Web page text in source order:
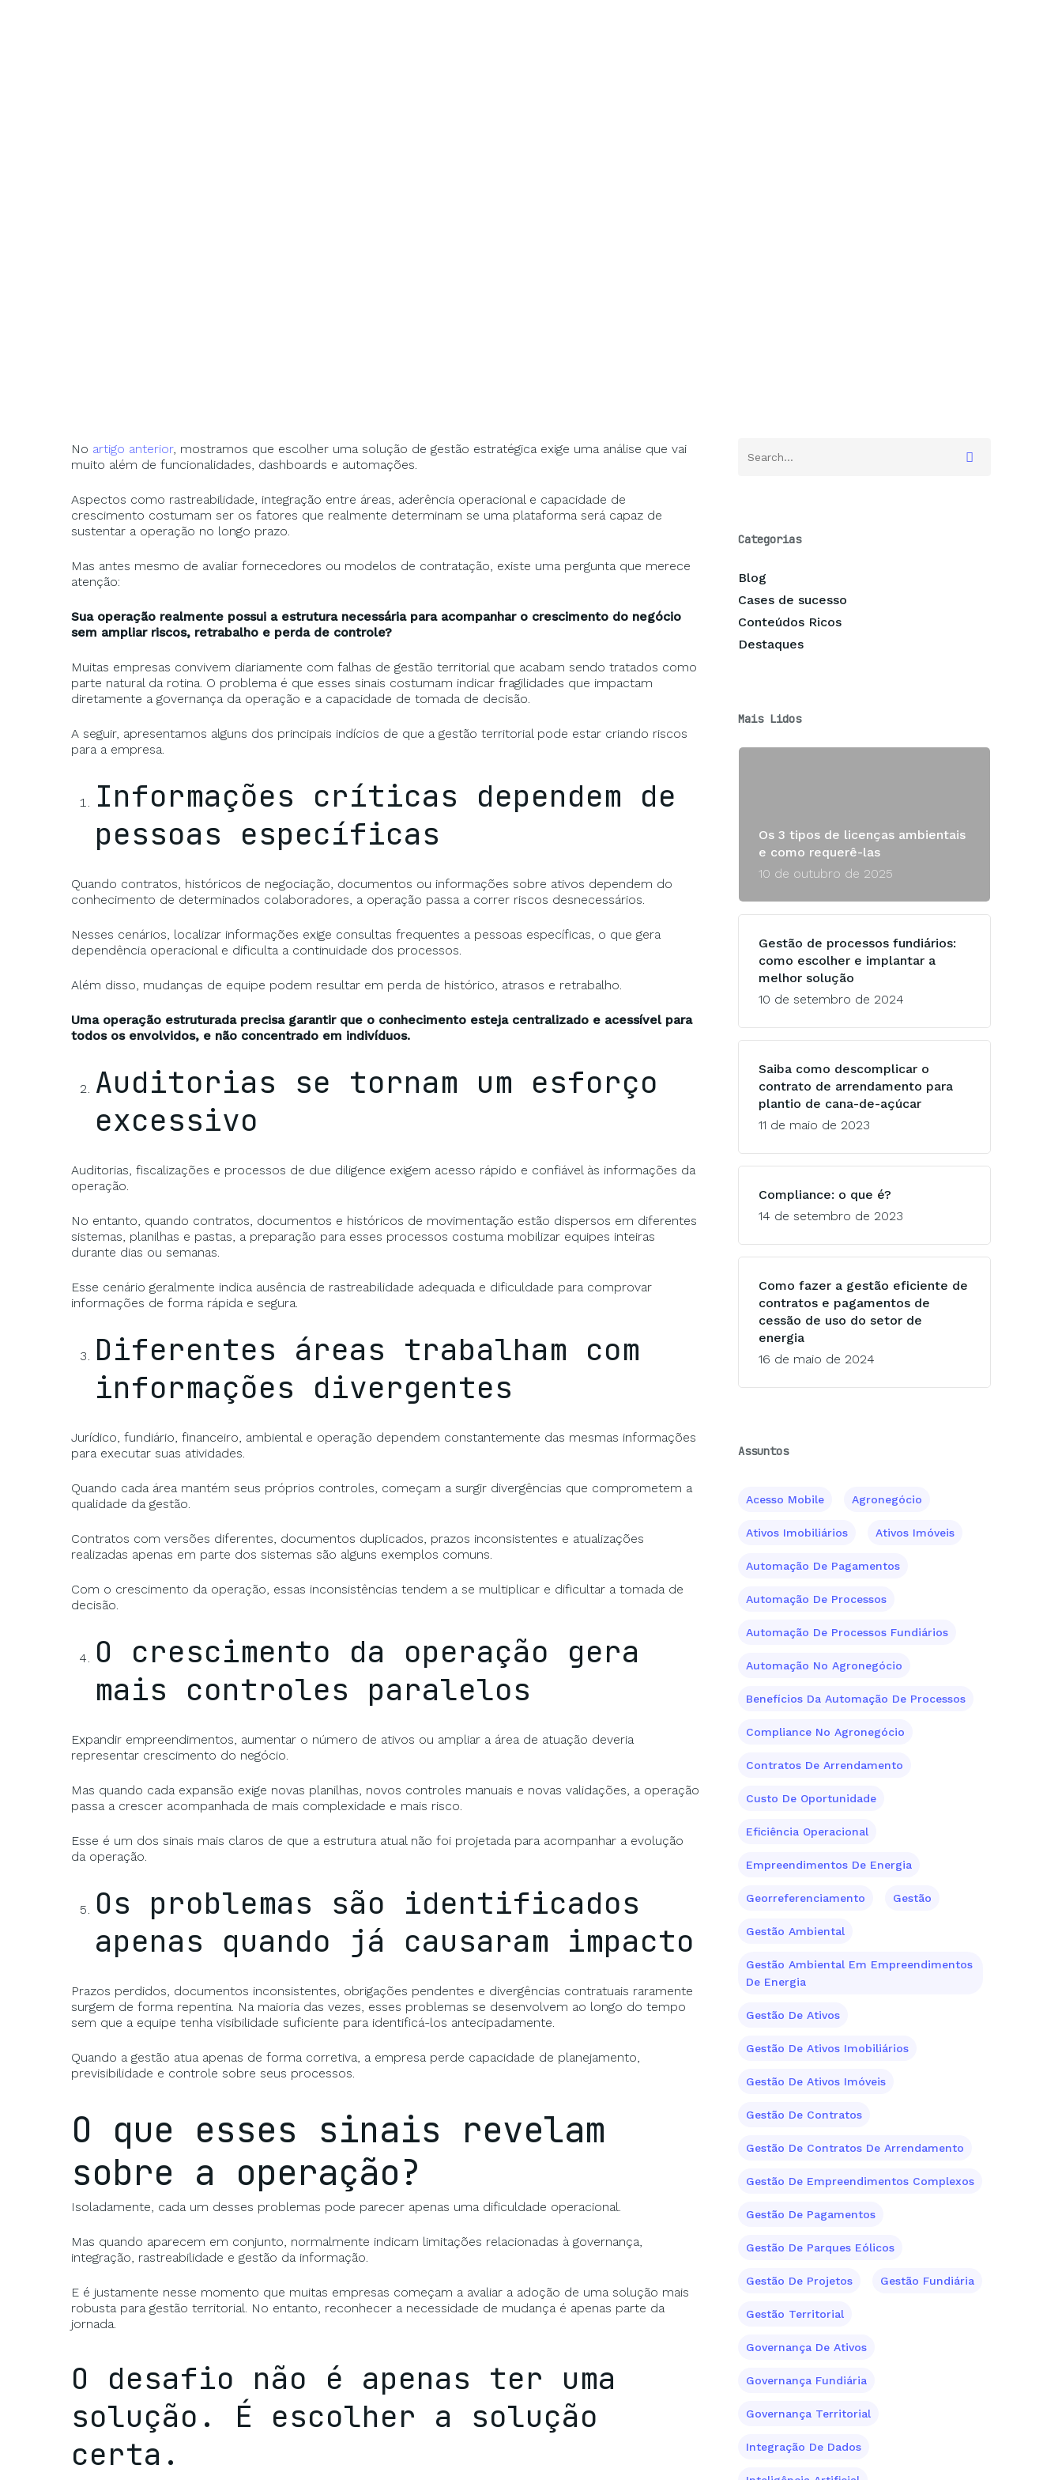
No artigo anterior, mostramos que escolher uma solução de gestão estratégica exige uma análise que vai
muito além de funcionalidades, dashboards e automações.
Aspectos como rastreabilidade, integração entre áreas, aderência operacional e capacidade de
crescimento costumam ser os fatores que realmente determinam se uma plataforma será capaz de
sustentar a operação no longo prazo.
Mas antes mesmo de avaliar fornecedores ou modelos de contratação, existe uma pergunta que merece
atenção:
Sua operação realmente possui a estrutura necessária para acompanhar o crescimento do negócio
sem ampliar riscos, retrabalho e perda de controle?
Muitas empresas convivem diariamente com falhas de gestão territorial que acabam sendo tratados como
parte natural da rotina. O problema é que esses sinais costumam indicar fragilidades que impactam
diretamente a governança da operação e a capacidade de tomada de decisão.
A seguir, apresentamos alguns dos principais indícios de que a gestão territorial pode estar criando riscos
para a empresa.
Informações críticas dependem de
pessoas específicas
Quando contratos, históricos de negociação, documentos ou informações sobre ativos dependem do
conhecimento de determinados colaboradores, a operação passa a correr riscos desnecessários.
Nesses cenários, localizar informações exige consultas frequentes a pessoas específicas, o que gera
dependência operacional e dificulta a continuidade dos processos.
Além disso, mudanças de equipe podem resultar em perda de histórico, atrasos e retrabalho.
Uma operação estruturada precisa garantir que o conhecimento esteja centralizado e acessível para
todos os envolvidos, e não concentrado em indivíduos.
Auditorias se tornam um esforço
excessivo
Auditorias, fiscalizações e processos de due diligence exigem acesso rápido e confiável às informações da
operação.
No entanto, quando contratos, documentos e históricos de movimentação estão dispersos em diferentes
sistemas, planilhas e pastas, a preparação para esses processos costuma mobilizar equipes inteiras
durante dias ou semanas.
Esse cenário geralmente indica ausência de rastreabilidade adequada e dificuldade para comprovar
informações de forma rápida e segura.
Diferentes áreas trabalham com
informações divergentes
Jurídico, fundiário, financeiro, ambiental e operação dependem constantemente das mesmas informações
para executar suas atividades.
Quando cada área mantém seus próprios controles, começam a surgir divergências que comprometem a
qualidade da gestão.
Contratos com versões diferentes, documentos duplicados, prazos inconsistentes e atualizações
realizadas apenas em parte dos sistemas são alguns exemplos comuns.
Com o crescimento da operação, essas inconsistências tendem a se multiplicar e dificultar a tomada de
decisão.
O crescimento da operação gera
mais controles paralelos
Expandir empreendimentos, aumentar o número de ativos ou ampliar a área de atuação deveria
representar crescimento do negócio.
Mas quando cada expansão exige novas planilhas, novos controles manuais e novas validações, a operação
passa a crescer acompanhada de mais complexidade e mais risco.
Esse é um dos sinais mais claros de que a estrutura atual não foi projetada para acompanhar a evolução
da operação.
Os problemas são identificados
apenas quando já causaram impacto
Prazos perdidos, documentos inconsistentes, obrigações pendentes e divergências contratuais raramente
surgem de forma repentina. Na maioria das vezes, esses problemas se desenvolvem ao longo do tempo
sem que a equipe tenha visibilidade suficiente para identificá-los antecipadamente.
Quando a gestão atua apenas de forma corretiva, a empresa perde capacidade de planejamento,
previsibilidade e controle sobre seus processos.
O que esses sinais revelam
sobre a operação?
Isoladamente, cada um desses problemas pode parecer apenas uma dificuldade operacional.
Mas quando aparecem em conjunto, normalmente indicam limitações relacionadas à governança,
integração, rastreabilidade e gestão da informação.
E é justamente nesse momento que muitas empresas começam a avaliar a adoção de uma solução mais
robusta para gestão territorial. No entanto, reconhecer a necessidade de mudança é apenas parte da
jornada.
O desafio não é apenas ter uma
solução. É escolher a solução
certa.
Categorias
Blog
Cases de sucesso
Conteúdos Ricos
Destaques
Mais Lidos
Os 3 tipos de licenças ambientais
e como requerê-las
10 de outubro de 2025
Gestão de processos fundiários:
como escolher e implantar a
melhor solução
10 de setembro de 2024
Saiba como descomplicar o
contrato de arrendamento para
plantio de cana-de-açúcar
11 de maio de 2023
Compliance: o que é?
14 de setembro de 2023
Como fazer a gestão eficiente de
contratos e pagamentos de
cessão de uso do setor de
energia
16 de maio de 2024
Assuntos
Acesso Mobile Agronegócio
Ativos Imobiliários Ativos Imóveis
Automação De Pagamentos
Automação De Processos
Automação De Processos Fundiários
Automação No Agronegócio
Benefícios Da Automação De Processos
Compliance No Agronegócio
Contratos De Arrendamento
Custo De Oportunidade
Eficiência Operacional
Empreendimentos De Energia
Georreferenciamento Gestão
Gestão Ambiental
Gestão Ambiental Em Empreendimentos
De Energia
Gestão De Ativos
Gestão De Ativos Imobiliários
Gestão De Ativos Imóveis
Gestão De Contratos
Gestão De Contratos De Arrendamento
Gestão De Empreendimentos Complexos
Gestão De Pagamentos
Gestão De Parques Eólicos
Gestão De Projetos Gestão Fundiária
Gestão Territorial
Governança De Ativos
Governança Fundiária
Governança Territorial
Integração De Dados